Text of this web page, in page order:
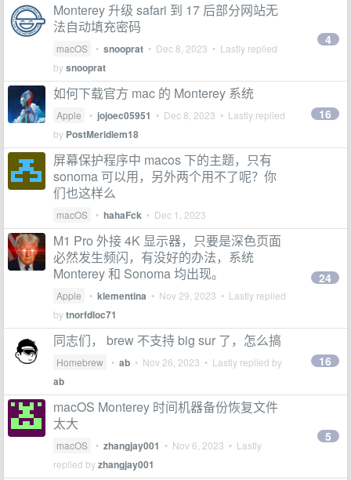
Monterey 升级 safari 到 17 后部分网站无
法自动填充密码
macOS • snooprat • Dec 8, 2023 • Lastly replied
bysnooprat
4
如何下载官方 mac 的 Monterey 系统
Apple • jojoec05951 • Dec 8, 2023 • Lastly replied
by PostMeridiem18
16
屏幕保护程序中 macos 下的主题，只有
sonoma 可以用，另外两个用不了呢？你
们也这样么
macOS • hahaFck • Dec 1, 2023
M1 Pro 外接 4K 显示器，只要是深色页面
必然发生频闪，有没好的办法，系统
Monterey 和 Sonoma 均出现。
Apple • klementina • Nov 29, 2023 • Lastly replied
bytnorfdloc71
24
同志们， brew 不支持 big sur 了，怎么搞
Homebrew • ab • Nov 26, 2023 • Lastly replied by
ab
16
macOS Monterey 时间机器备份恢复文件
太大
macOS • zhangjay001 • Nov 6, 2023 • Lastly
replied byzhangjay001
5